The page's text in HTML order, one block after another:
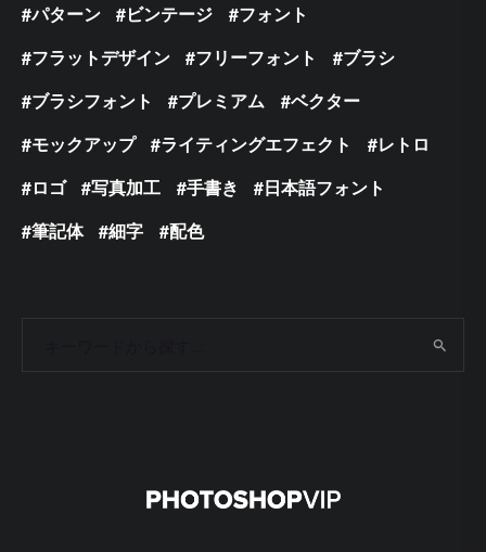
パターン
ビンテージ
フォント
フラットデザイン
フリーフォント
ブラシ
ブラシフォント
プレミアム
ベクター
モックアップ
ライティングエフェクト
レトロ
ロゴ
写真加工 手書き
日本語フォント
筆記体
細字 配色